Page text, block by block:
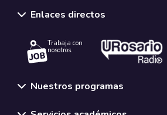
Enlaces directos
Trabaja con
nosotros.
Nuestros programas